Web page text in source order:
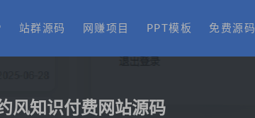
站群源码 网赚项目 PPT模板 免费源码
风知识付费网站源码